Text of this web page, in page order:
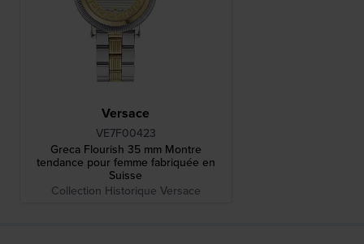
Versace
VE7F00423
Greca Flourish 35 mm Montre
tendance pour femme fabriquée en
Suisse
Collection Historique Versace